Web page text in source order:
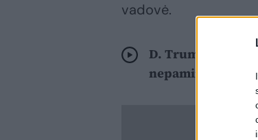
vadovė.
D. Trumpo
nepaminėjo